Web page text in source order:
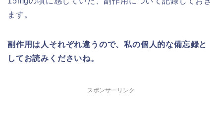
ます。
副作用は人それぞれ違うので、私の個人的な備忘録と
してお読みくださいね。
スポンサーリンク